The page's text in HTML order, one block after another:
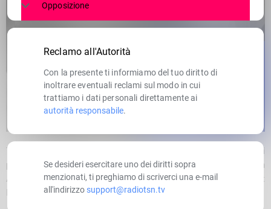
Terzo e ultimo appuntamento con il ciclo di incontri
“Orme di
pace”
proposto dal Vicariato di Morbegno in collaborazione con
Azione Cattolica di Morbegno e Talamona e Gruppo Scout
Morbegno I.
Opposizione
Reclamo all'Autorità
Con la presente ti informiamo del tuo diritto di
inoltrare eventuali reclami sul modo in cui
trattiamo i dati personali direttamente ai
autorità responsabile.
Se desideri esercitare uno dei diritti sopra
menzionati, ti preghiamo di scriverci una e-mail
all'indirizzo support@radiotsn.tv